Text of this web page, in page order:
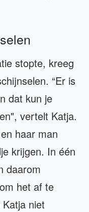
stopte, kreeg
“Er is
dat kun je
vertelt Katja.
haar man
krijgen. In één
daarom
het af te
niet